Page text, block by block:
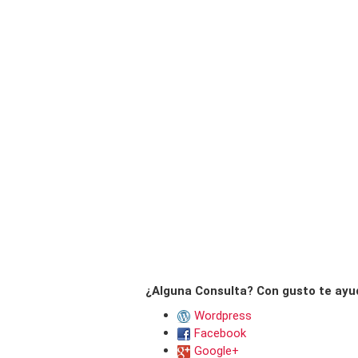
¿Alguna Consulta? Con gusto te
Wordpress
Facebook
Google+